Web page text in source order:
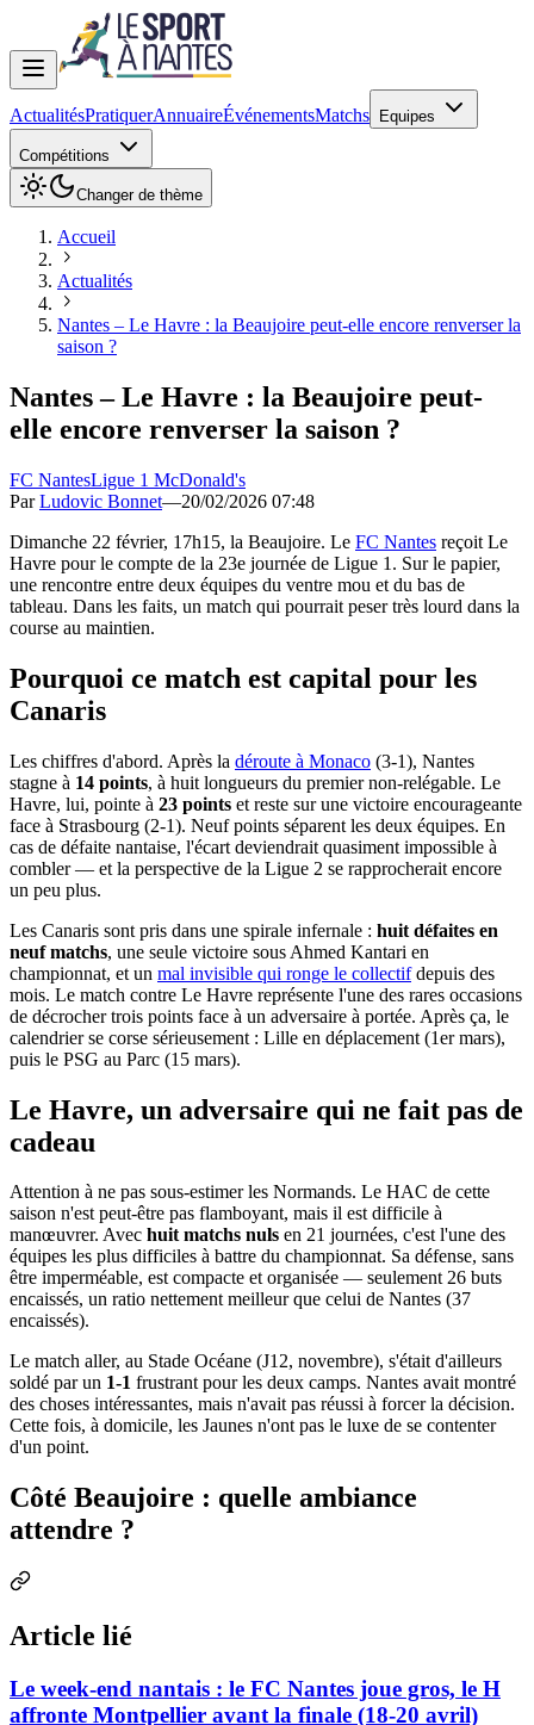
ActualitésPratiquerAnnuaireÉvénementsMatchs Equipes
Compétitions
Changer de thème
Accueil
Actualités
Nantes – Le Havre : la Beaujoire peut-elle encore renverser la
saison ?
Nantes – Le Havre : la Beaujoire peut-
elle encore renverser la saison ?
FC NantesLigue 1 McDonald's
ParLudovic Bonnet—20/02/2026 07:48
Dimanche 22 février, 17h15, la Beaujoire. Le FC Nantes reçoit Le
Havre pour le compte de la 23e journée de Ligue 1. Sur le papier,
une rencontre entre deux équipes du ventre mou et du bas de
tableau. Dans les faits, un match qui pourrait peser très lourd dans la
course au maintien.
Pourquoi ce match est capital pour les
Canaris
Les chiffres d'abord. Après la déroute à Monaco (3-1), Nantes
stagne à 14 points, à huit longueurs du premier non-relégable. Le
Havre, lui, pointe à 23 points et reste sur une victoire encourageante
face à Strasbourg (2-1). Neuf points séparent les deux équipes. En
cas de défaite nantaise, l'écart deviendrait quasiment impossible à
combler — et la perspective de la Ligue 2 se rapprocherait encore
un peu plus.
Les Canaris sont pris dans une spirale infernale : huit défaites en
neuf matchs, une seule victoire sous Ahmed Kantari en
championnat, et un mal invisible qui ronge le collectifdepuis des
mois. Le match contre Le Havre représente l'une des rares occasions
de décrocher trois points face à un adversaire à portée. Après ça, le
calendrier se corse sérieusement : Lille en déplacement (1er mars),
puis le PSG au Parc (15 mars).
Le Havre, un adversaire qui ne fait pas de
cadeau
Attention à ne pas sous-estimer les Normands. Le HAC de cette
saison n'est peut-être pas flamboyant, mais il est difficile à
manœuvrer. Avec huit matchs nuls en 21 journées, c'est l'une des
équipes les plus difficiles à battre du championnat. Sa défense, sans
être imperméable, est compacte et organisée — seulement 26 buts
encaissés, un ratio nettement meilleur que celui de Nantes (37
encaissés).
Le match aller, au Stade Océane (J12, novembre), s'était d'ailleurs
soldé par un 1-1 frustrant pour les deux camps. Nantes avait montré
des choses intéressantes, mais n'avait pas réussi à forcer la décision.
Cette fois, à domicile, les Jaunes n'ont pas le luxe de se contenter
d'un point.
Côté Beaujoire : quelle ambiance
attendre ?
Article lié
Le week-end nantais : le FC Nantes joue gros, le H
affronte Montpellier avant la finale (18-20 avril)